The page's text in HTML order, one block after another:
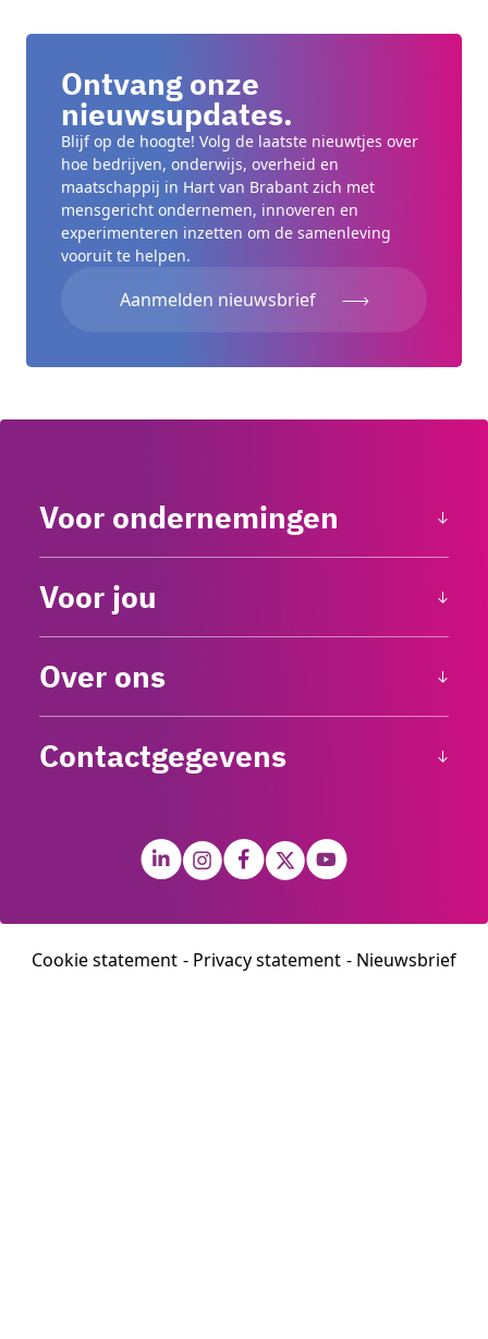
Ontvang onze
nieuwsupdates.
Blijf op de hoogte! Volg de laatste nieuwtjes over
hoe bedrijven, onderwijs, overheid en
maatschappij in Hart van Brabant zich met
mensgericht ondernemen, innoveren en
experimenteren inzetten om de samenleving
vooruit te helpen.
Aanmelden nieuwsbrief
Voor ondernemingen
Voor jou
Over ons
Contactgegevens
Cookie statement Privacy statement Nieuwsbrief